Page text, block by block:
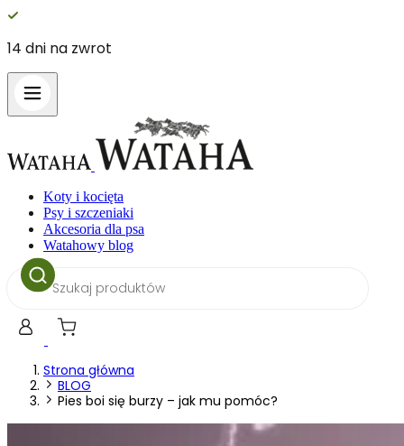
14 dni na zwrot
Koty i kocięta
Psy i szczeniaki
Akcesoria dla psa
Watahowy blog
Wyszukiwarka
produktów
Strona główna
BLOG
Pies boi się burzy – jak mu pomóc?